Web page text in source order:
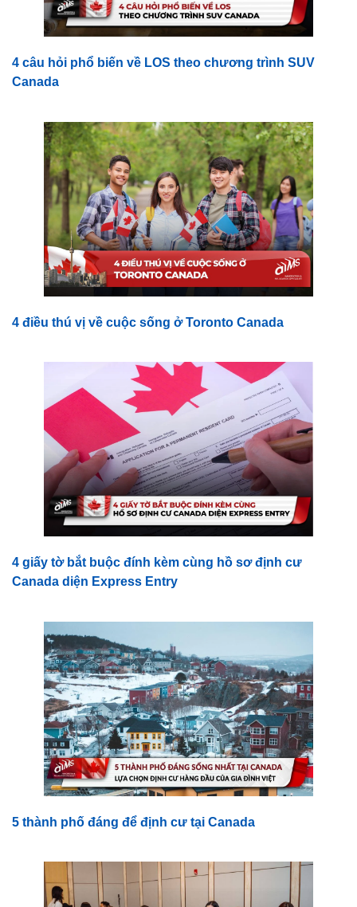
4 câu hỏi phổ biến về LOS theo chương trình SUV
Canada
4 điều thú vị về cuộc sống ở Toronto Canada
4 giấy tờ bắt buộc đính kèm cùng hồ sơ định cư
Canada diện Express Entry
5 thành phố đáng để định cư tại Canada